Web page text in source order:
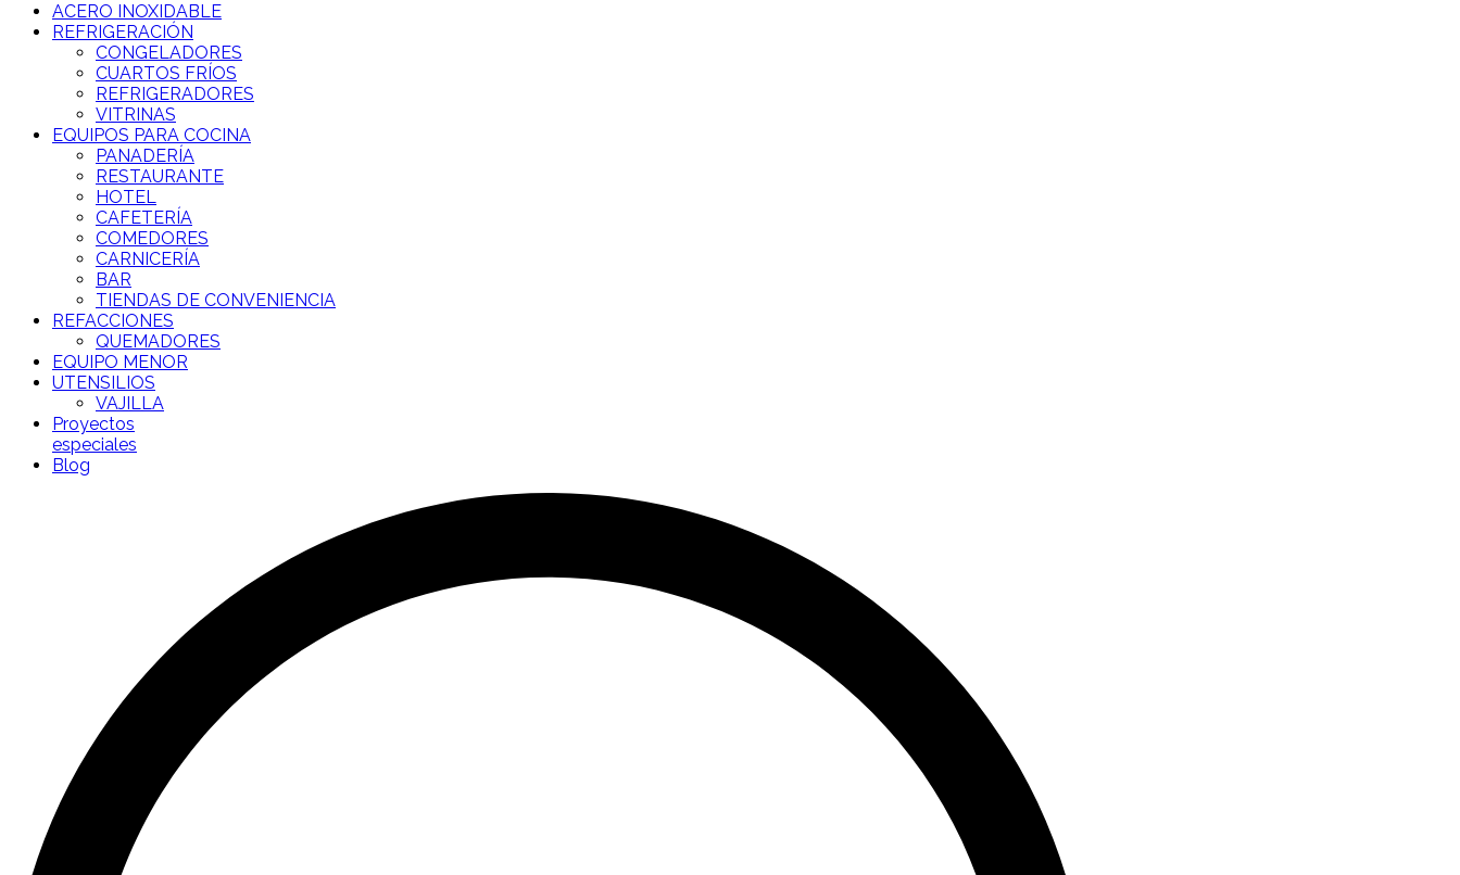
ACERO INOXIDABLE
REFRIGERACIÓN
CONGELADORES
CUARTOS FRÍOS
REFRIGERADORES
VITRINAS
EQUIPOS PARA COCINA
PANADERÍA
RESTAURANTE
HOTEL
CAFETERÍA
COMEDORES
CARNICERÍA
BAR
TIENDAS DE CONVENIENCIA
REFACCIONES
QUEMADORES
EQUIPO MENOR
UTENSILIOS
VAJILLA
Proyectos
especiales
Blog